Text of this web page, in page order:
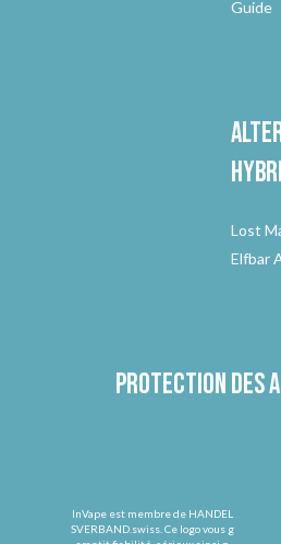
Guide
Lost
Elfbar
Protection des
InVape est membre de HANDEL
SVERBAND.swiss. Ce logo vous g